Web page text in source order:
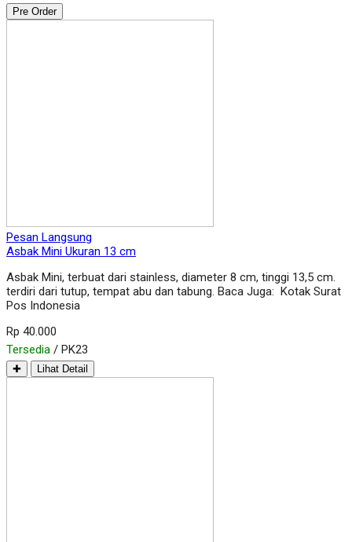
Pre Order
Pesan Langsung
Asbak Mini Ukuran 13 cm
Asbak Mini, terbuat dari stainless, diameter 8 cm, tinggi 13,5 cm.
terdiri dari tutup, tempat abu dan tabung. Baca Juga: Kotak Surat
Pos Indonesia
Rp 40.000
Tersedia / PK23
✚ Lihat Detail